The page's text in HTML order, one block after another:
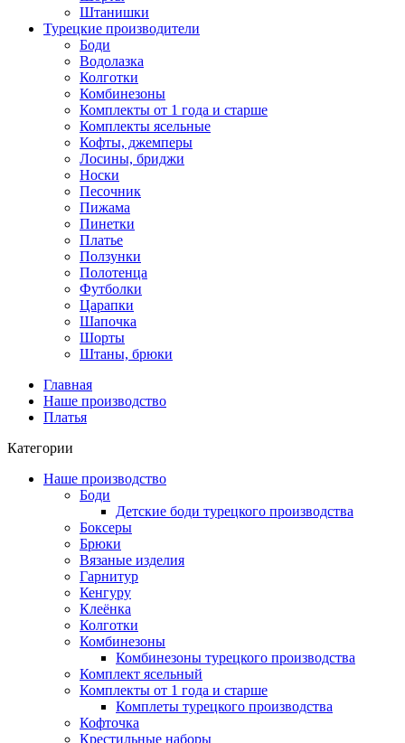
Штанишки
Турецкие производители
Боди
Водолазка
Колготки
Комбинезоны
Комплекты от 1 года и старше
Комплекты ясельные
Кофты, джемперы
Лосины, бриджи
Носки
Песочник
Пижама
Пинетки
Платье
Ползунки
Полотенца
Футболки
Царапки
Шапочка
Шорты
Штаны, брюки
Главная
Наше производство
Платья
Категории
Наше производство
Боди
Детские боди турецкого производства
Боксеры
Брюки
Вязаные изделия
Гарнитур
Кенгуру
Клеёнка
Колготки
Комбинезоны
Комбинезоны турецкого производства
Комплект ясельный
Комплекты от 1 года и старше
Комплеты турецкого производства
Кофточка
Крестильные наборы